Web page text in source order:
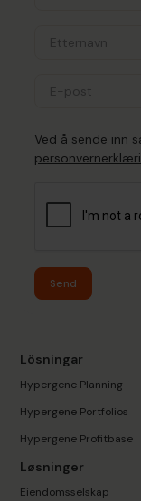
Ved å sende inn
Send
Lösningar
Hypergene Planning
Hypergene Portfolios
Hypergene Profitbase
Løsninger
Eiendomsselskap